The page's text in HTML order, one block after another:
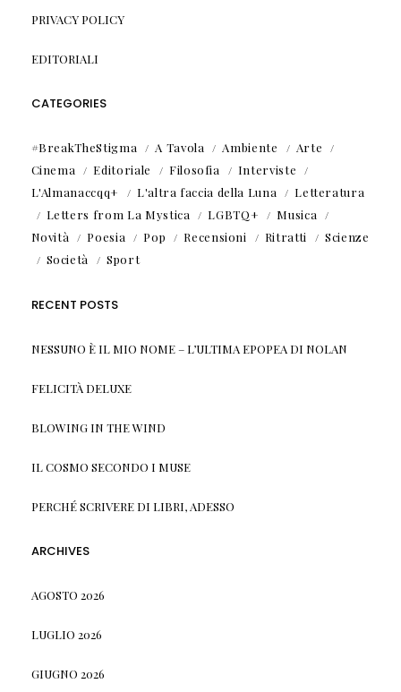
PRIVACY POLICY
EDITORIALI
CATEGORIES
#BreakTheStigma A Tavola Ambiente
Arte
Cinema
Editoriale Filosofia
Interviste
L'Almanaccqq+
L'altra faccia della Luna
Letteratura
Letters from La Mystica
LGBTQ+
Musica
Novità
Poesia Pop Recensioni Ritratti
Scienze
Società
Sport
RECENT POSTS
NESSUNO È IL MIO NOME – L’ULTIMA EPOPEA DI NOLAN
FELICITÀ DELUXE
BLOWING IN THE WIND
IL COSMO SECONDO I MUSE
PERCHÉ SCRIVERE DI LIBRI, ADESSO
ARCHIVES
AGOSTO 2026
LUGLIO 2026
GIUGNO 2026